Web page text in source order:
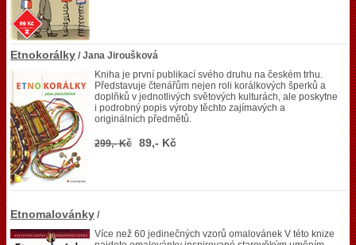
Etnokorálky / Jana Jiroušková
Kniha je první publikací svého druhu na českém trhu.
Představuje čtenářům nejen roli korálkových šperků a
doplňků v jednotlivých světových kulturách, ale poskytne
i podrobný popis výroby těchto zajímavých a
originálních předmětů.
299,- Kč 89,- Kč
Etnomalovánky /
Více než 60 jedinečných vzorů omalovánek V této knize